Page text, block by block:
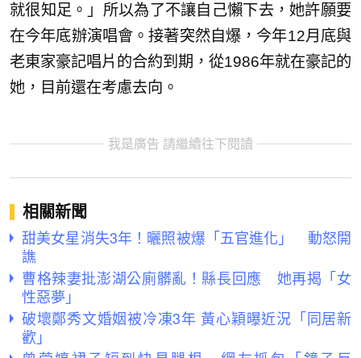
就很知足。」所以為了不讓自己懶下去，她許願要
在今年底辦演唱會。接著突然自爆，今年12月底與
老東家豪記唱片的合約到期，從1986年就在豪記的
她，目前還在考慮去向。
我是廣告 請繼續往下閱讀
相關新聞
甜美女星消失3年！曬照被爆「五官進化」 動怒開
譙
曹格辣妻批澎湖公廁髒亂！縣長回應 她再揭「女
性惡夢」
破壞鄭秀文婚姻被冷凍3年 黃心穎曝近況「同居新
歡」